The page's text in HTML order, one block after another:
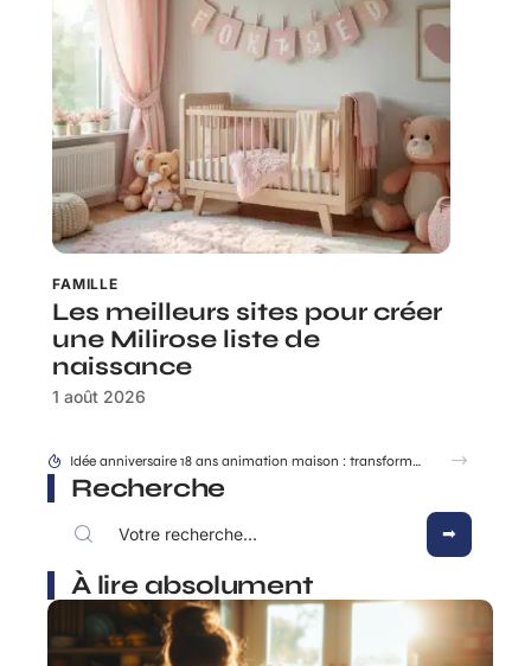
FAMILLE
Les meilleurs sites pour créer
une Milirose liste de
naissance
1 août 2026
Idée anniversaire 18 ans animation maison : transformer son salon en club privé
Recherche
À lire absolument